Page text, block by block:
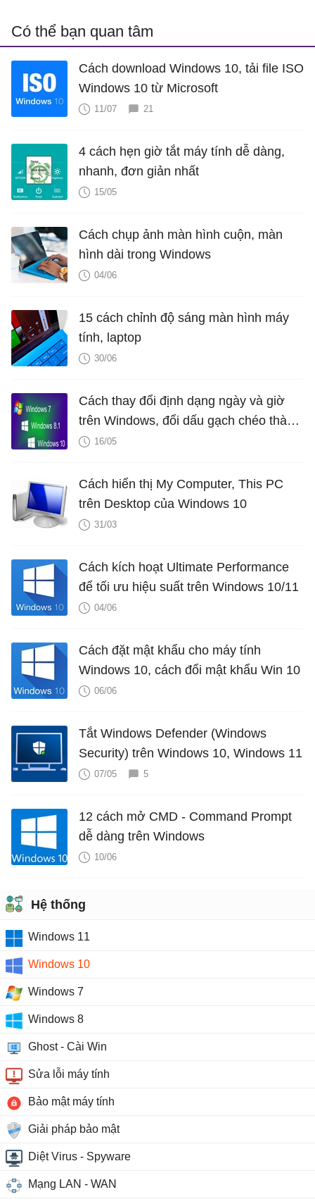
Có thể bạn quan tâm
Cách download Windows 10, tải file ISO
Windows 10 từ Microsoft
11/07 21
4 cách hẹn giờ tắt máy tính dễ dàng,
nhanh, đơn giản nhất
15/05
Cách chụp ảnh màn hình cuộn, màn
hình dài trong Windows
04/06
15 cách chỉnh độ sáng màn hình máy
tính, laptop
30/06
Cách thay đổi định dạng ngày và giờ
trên Windows, đổi dấu gạch chéo thành
dấu chấm
16/05
Cách hiển thị My Computer, This PC
trên Desktop của Windows 10
31/03
Cách kích hoạt Ultimate Performance
để tối ưu hiệu suất trên Windows 10/11
04/06
Cách đặt mật khẩu cho máy tính
Windows 10, cách đổi mật khẩu Win 10
06/06
Tắt Windows Defender (Windows
Security) trên Windows 10, Windows 11
07/05 5
12 cách mở CMD - Command Prompt
dễ dàng trên Windows
10/06
Hệ thống
Windows 11
Windows 10
Windows 7
Windows 8
Ghost - Cài Win
Sửa lỗi máy tính
Bảo mật máy tính
Giải pháp bảo mật
Diệt Virus - Spyware
Mạng LAN - WAN